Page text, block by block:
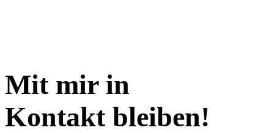
Mit mir in
Kontakt bleiben!